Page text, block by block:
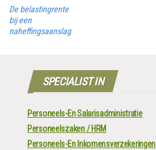
De belastingrente
bij een
naheffingsaanslag
SPECIALIST IN
Personeels-En Salarisadministratie
Personeelszaken / HRM
Personeels-En Inkomensverzekeringen